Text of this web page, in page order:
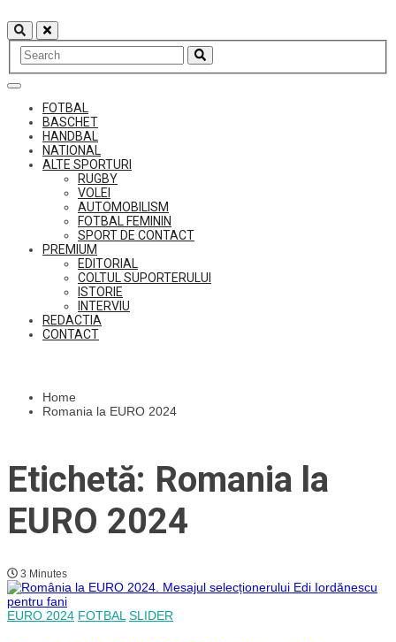
to
content
FOTBAL
BASCHET
HANDBAL
NATIONAL
ALTE SPORTURI
RUGBY
VOLEI
AUTOMOBILISM
FOTBAL FEMININ
SPORT DE CONTACT
PREMIUM
EDITORIAL
COLTUL SUPORTERULUI
ISTORIE
INTERVIU
REDACTIA
CONTACT
Home
Romania la EURO 2024
Etichetă: Romania la
EURO 2024
3 Minutes
EURO 2024 FOTBAL SLIDER